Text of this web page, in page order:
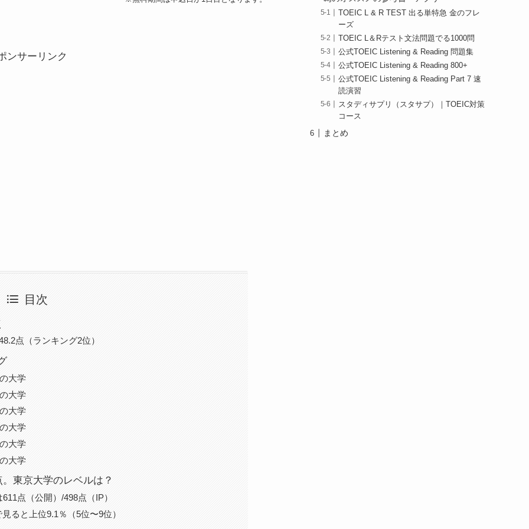
ンサーリンク
目次
点（ランキング2位）
大学
大学
大学
大学
大学
大学
東京大学のレベルは？
点（公開）/498点（IP）
ると上位9.1％（5位〜9位）
TOEIC L & R TEST 出る単特急 金のフレ
ーズ
TOEIC L＆Rテスト文法問題でる1000問
公式TOEIC Listening & Reading 問題集
公式TOEIC Listening & Reading 800+
公式TOEIC Listening & Reading Part 7 速
読演習
スタディサプリ（スタサプ）｜TOEIC対策
コース
まとめ